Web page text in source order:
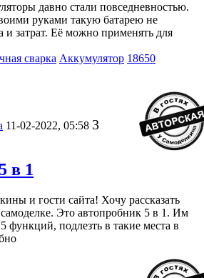
давно стали повседневностью.
руками такую батарею не
и затрат. Её можно применять для
сварка Аккумулятор 18650
11-02-2022, 05:58 3
в 1
и гости сайта! Хочу рассказать
Это автопробник 5 в 1. Им
функций, подлезть в такие места в